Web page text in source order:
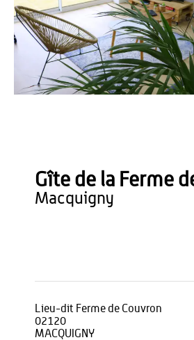
Aline BRUNET
Gîte de la Ferme
macquigny
Lieu-dit Ferme de Couvron
02120
MACQUIGNY